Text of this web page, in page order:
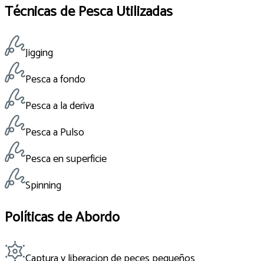
Técnicas de Pesca Utilizadas
Jigging
Pesca a fondo
Pesca a la deriva
Pesca a Pulso
Pesca en superficie
Spinning
Políticas de Abordo